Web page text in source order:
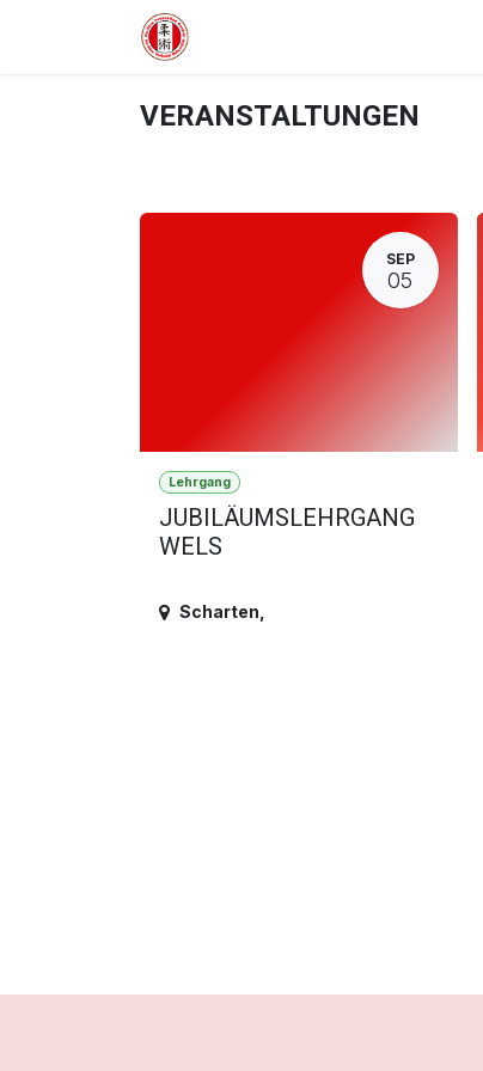
Zum Inhalt springen
VERANSTALTUNGEN
SEP
05
Lehrgang
JUBILÄUMSLEHRGANG
WELS
Scharten